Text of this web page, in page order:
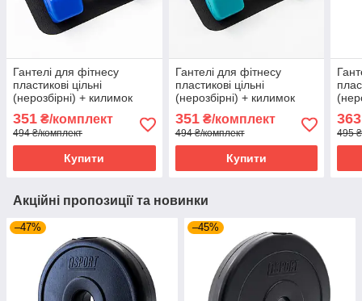
Гантелі для фітнесу
пластикові цільні
(нерозбірні) + килимок
OSPORT Lite 2шт по 2 кг
(OF-0215) Синій
351 ₴/комплект
494 ₴/комплект
Купити
Гантелі для фітнесу
пластикові цільні
(нерозбірні) + килимок
OSPORT Lite 2шт по 2 кг
(OF-0215) Бірюзовий
351₴/комплект
494 ₴/комплект
Купити
363
495
Акційні пропозиції та новинки
–47% –45%